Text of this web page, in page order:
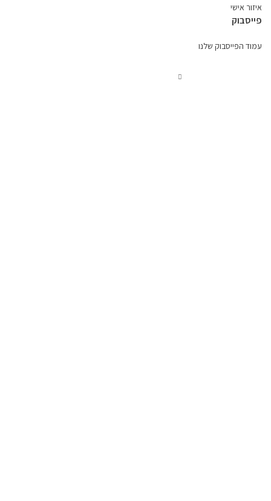
איזור אישי
פייסבוק
עמוד הפייסבוק שלנו